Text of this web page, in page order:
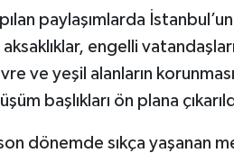
paylaşımlarda
engelli
ve yeşil alanların
başlıkları ön plana
dönemde sıkça yaşanan